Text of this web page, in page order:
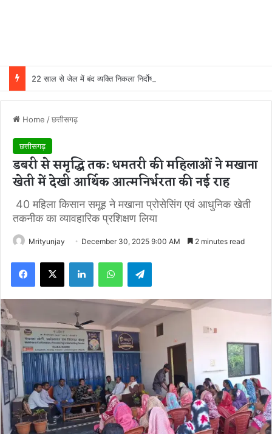
Home /छत्तीसगढ़
छत्तीसगढ़
डबरी से समृद्धि तक: धमतरी की महिलाओं ने मखाना
खेती में देखी आर्थिक आत्मनिर्भरता की नई राह
40 महिला किसान समूह ने मखाना प्रोसेसिंग एवं आधुनिक खेती
तकनीक का व्यावहारिक प्रशिक्षण लिया
Mrityunjay December 30, 2025 9:00 AM 2 minutes read